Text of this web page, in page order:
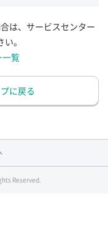
は、サービスセンター
。
一覧
に戻る
Reserved.